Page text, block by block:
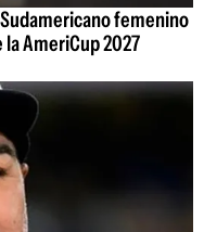
femenino
AmeriCup 2027